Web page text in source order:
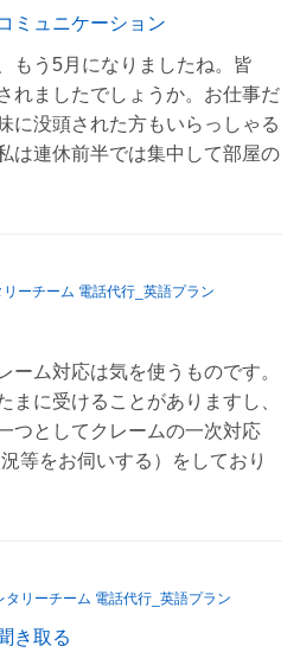
ミュニケーション
もう5月になりましたね。皆
れましたでしょうか。お仕事だ
に没頭された方もいらっしゃる
は連休前半では集中して部屋の
ーチーム 電話代行_英語プラン
ーム対応は気を使うものです。
まに受けることがありますし、
つとしてクレームの一次対応
等をお伺いする）をしており
タリーチーム 電話代行_英語プラン
き取る